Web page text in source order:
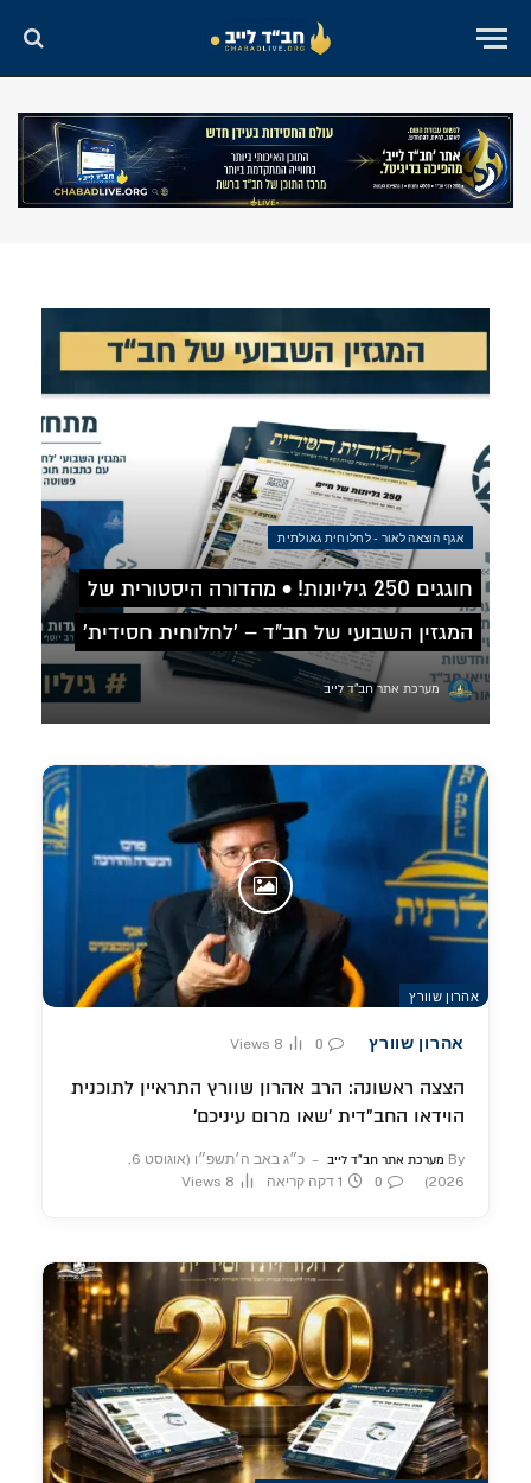
אגף הוצאה לאור - לחלוחית גאולתית
חוגגים 250 גיליונות! • מהדורה היסטורית של
המגזין השבועי של חב"ד – 'לחלוחית חסידית'
מערכת אתר חב"ד לייב
אהרון שוורץ
אהרון שוורץ 0
8
Views
הצצה ראשונה: הרב אהרון שוורץ התראיין לתוכנית
הוידאו החב"דית 'שאו מרום עיניכם'
By מערכת אתר חב"ד לייב
2026)
0 1 דקה קריאה 8
Views